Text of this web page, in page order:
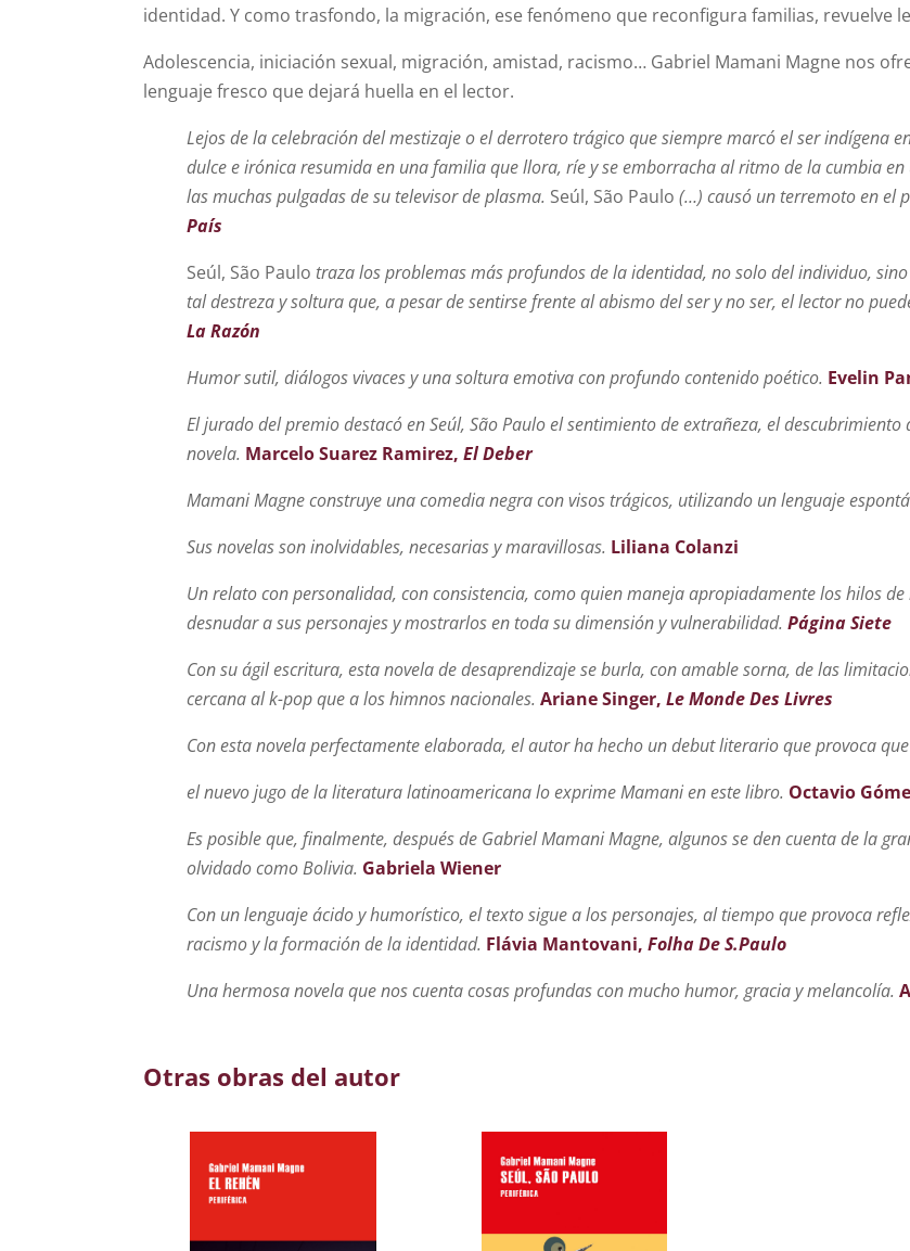
identidad. Y como trasfondo, la migración, ese fenómeno que reconfigura familias, revuelve
Adolescencia, iniciación sexual, migración, amistad, racismo… Gabriel Mamani Magne nos
lenguaje fresco que dejará huella en el lector.
Lejos de la celebración del mestizaje o el derrotero trágico que siempre marcó el ser
dulce e irónica resumida en una familia que llora, ríe y se emborracha al ritmo de la cumbia
las muchas pulgadas de su televisor de plasma. Seúl, São Paulo (…) causó un terremoto en el
País
Seúl, São Paulo traza los problemas más profundos de la identidad, no solo del individuo,
tal destreza y soltura que, a pesar de sentirse frente al abismo del ser y no ser, el lector no
La Razón
Humor sutil, diálogos vivaces y una soltura emotiva con profundo contenido poético. Evelin
El jurado del premio destacó en Seúl, São Paulo el sentimiento de extrañeza, el
novela. Marcelo Suarez Ramirez, El Deber
Mamani Magne construye una comedia negra con visos trágicos, utilizando un lenguaje
Sus novelas son inolvidables, necesarias y maravillosas. Liliana Colanzi
Un relato con personalidad, con consistencia, como quien maneja apropiadamente los hilos
desnudar a sus personajes y mostrarlos en toda su dimensión y vulnerabilidad. Página Siete
Con su ágil escritura, esta novela de desaprendizaje se burla, con amable sorna, de las
cercana al k-pop que a los himnos nacionales. Ariane Singer, Le Monde Des Livres
Con esta novela perfectamente elaborada, el autor ha hecho un debut literario que provoca
el nuevo jugo de la literatura latinoamericana lo exprime Mamani en este libro. Octavio
Es posible que, finalmente, después de Gabriel Mamani Magne, algunos se den cuenta de la
olvidado como Bolivia. Gabriela Wiener
Con un lenguaje ácido y humorístico, el texto sigue a los personajes, al tiempo que provoca
racismo y la formación de la identidad. Flávia Mantovani, Folha De S.Paulo
Una hermosa novela que nos cuenta cosas profundas con mucho humor, gracia y melancolía.
Otras obras del autor